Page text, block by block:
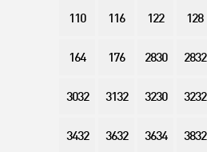
110 116 122 128
164 176 2830 2832
3032 3132 3230 3232
3432 3632 3634 3832